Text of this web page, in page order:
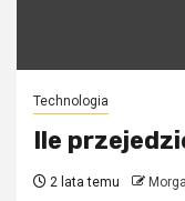
Technologia
Ile
2 lata temu